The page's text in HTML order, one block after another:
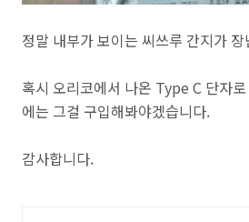
정말 내부가 보이는 씨쓰루 간지가
혹시 오리코에서 나온 Type C 단자
에는 그걸 구입해봐야겠습니다.
감사합니다.